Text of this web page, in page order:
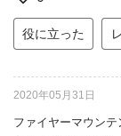
役に立った
2020年05月31日
ファイヤーマウンテ